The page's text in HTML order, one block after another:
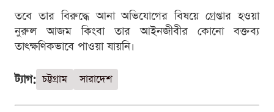
তবে তার বিরুদ্ধে আনা অভিযোগের বিষয়ে গ্রেপ্তার হওয়া
নুরুল আজম কিংবা তার আইনজীবীর কোনো বক্তব্য
তাৎক্ষণিকভাবে পাওয়া যায়নি।
ট্যাগ: চট্টগ্রাম সারাদেশ